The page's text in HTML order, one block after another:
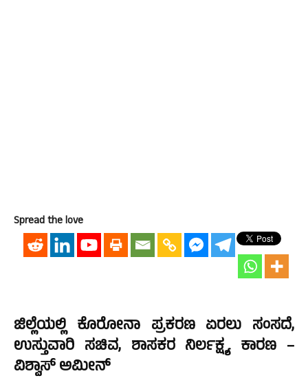
Spread the love
ಜಿಲ್ಲೆಯಲ್ಲಿ ಕೊರೋನಾ ಪ್ರಕರಣ ಏರಲು ಸಂಸದೆ,
ಉಸ್ತುವಾರಿ ಸಚಿವ, ಶಾಸಕರ ನಿರ್ಲಕ್ಷ್ಯ ಕಾರಣ –
ವಿಶ್ವಾಸ್ ಅಮೀನ್